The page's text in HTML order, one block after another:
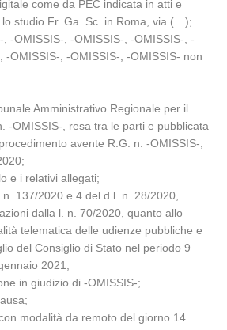
come da PEC indicata in atti e
studio Fr. Ga. Sc. in Roma, via (…);
-OMISSIS-, -OMISSIS-, -OMISSIS-, -
-OMISSIS-, -OMISSIS-, -OMISSIS- non
Amministrativo Regionale per il
-OMISSIS-, resa tra le parti e pubblicata
avente R.G. n. -OMISSIS-,
e i relativi allegati;
137/2020 e 4 del d.l. n. 28/2020,
dalla l. n. 70/2020, quanto allo
telematica delle udienze pubbliche e
del Consiglio di Stato nel periodo 9
2021;
in giudizio di -OMISSIS-;
modalità da remoto del giorno 14